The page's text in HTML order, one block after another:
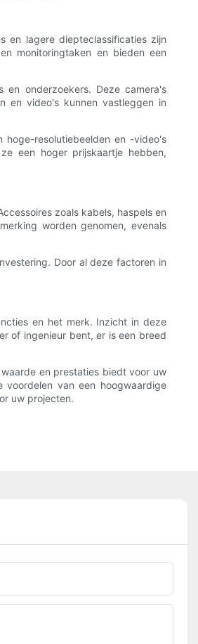
en lagere diepteclassificaties zijn
monitoringtaken en bieden een
en onderzoekers. Deze camera's
en video's kunnen vastleggen in
hoge-resolutiebeelden en -video's
een hoger prijskaartje hebben,
zoals kabels, haspels en
worden genomen, evenals
Door al deze factoren in
en het merk. Inzicht in deze
of ingenieur bent, er is een breed
en prestaties biedt voor uw
van een hoogwaardige
uw projecten.